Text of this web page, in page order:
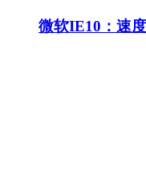
微软IE10：速